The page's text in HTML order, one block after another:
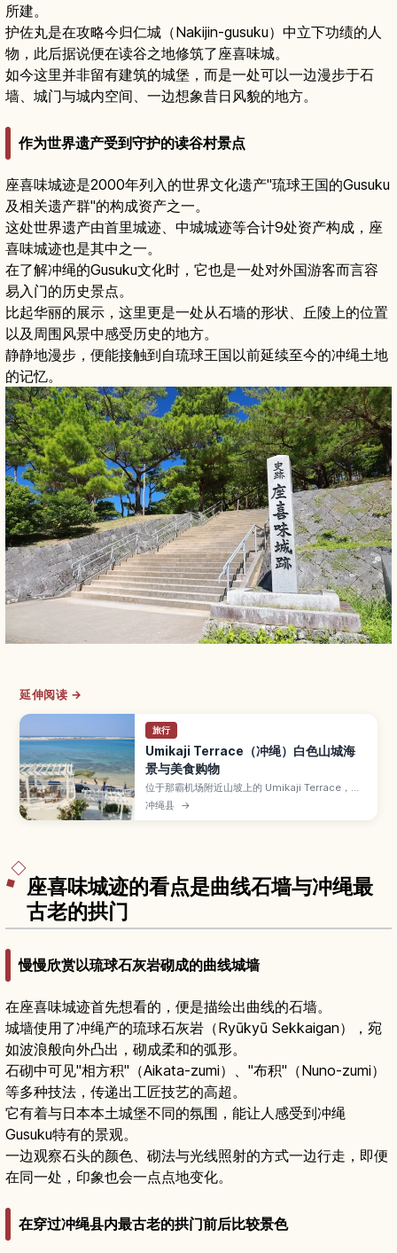
所建。
护佐丸是在攻略今归仁城（Nakijin-gusuku）中立下功绩的人
物，此后据说便在读谷之地修筑了座喜味城。
如今这里并非留有建筑的城堡，而是一处可以一边漫步于石
墙、城门与城内空间、一边想象昔日风貌的地方。
作为世界遗产受到守护的读谷村景点
座喜味城迹是2000年列入的世界文化遗产"琉球王国的Gusuku
及相关遗产群"的构成资产之一。
这处世界遗产由首里城迹、中城城迹等合计9处资产构成，座
喜味城迹也是其中之一。
在了解冲绳的Gusuku文化时，它也是一处对外国游客而言容
易入门的历史景点。
比起华丽的展示，这里更是一处从石墙的形状、丘陵上的位置
以及周围风景中感受历史的地方。
静静地漫步，便能接触到自琉球王国以前延续至今的冲绳土地
的记忆。
延伸阅读 →
旅行
Umikaji Terrace（冲绳）白色山城海
景与美食购物
位于那霸机场附近山坡上的 Umikaji Terrace，是
白墙建筑层层向海延伸的网红海景商圈。文章介绍
可以眺望碧海蓝天的露台、汇集冲绳料理与甜点的
冲绳县 →
座喜味城迹的看点是曲线石墙与冲绳最
古老的拱门
慢慢欣赏以琉球石灰岩砌成的曲线城墙
在座喜味城迹首先想看的，便是描绘出曲线的石墙。
城墙使用了冲绳产的琉球石灰岩（Ryūkyū Sekkaigan），宛
如波浪般向外凸出，砌成柔和的弧形。
石砌中可见"相方积"（Aikata-zumi）、"布积"（Nuno-zumi）
等多种技法，传递出工匠技艺的高超。
它有着与日本本土城堡不同的氛围，能让人感受到冲绳
Gusuku特有的景观。
一边观察石头的颜色、砌法与光线照射的方式一边行走，即便
在同一处，印象也会一点点地变化。
在穿过冲绳县内最古老的拱门前后比较景色